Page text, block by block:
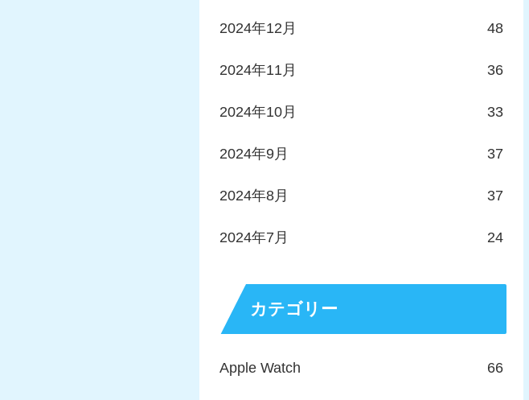
2024年12月 48
2024年11月 36
2024年10月 33
2024年9月 37
2024年8月 37
2024年7月 24
カテゴリー
Apple Watch 66